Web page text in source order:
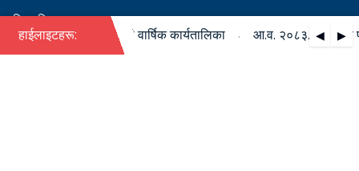
सिफारिस
हाईलाइटहरू: ◀ ▶
०८४ को पदपूर्ति सम्बन्धी वार्षिक कार्यतालिका आ.व. २०८३/०८४ को